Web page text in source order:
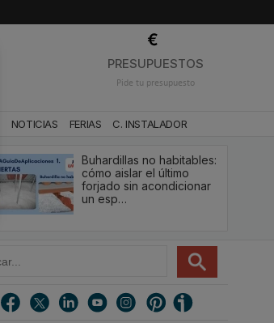
PRESUPUESTOS
Pide tu presupuesto
NOTICIAS FERIAS C. INSTALADOR
Buhardillas no habitables:
cómo aislar el último
forjado sin acondicionar
un esp…